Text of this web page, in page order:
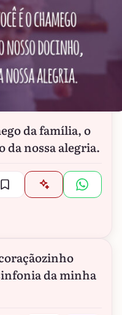
da família, o
da nossa alegria.
da minha